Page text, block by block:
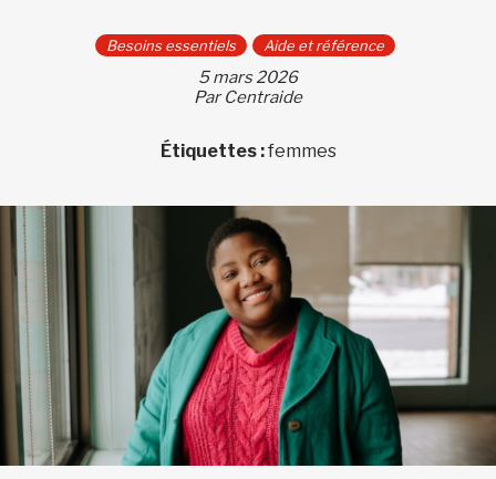
Besoins essentiels Aide et référence
5 mars 2026
Par Centraide
Étiquettes :femmes